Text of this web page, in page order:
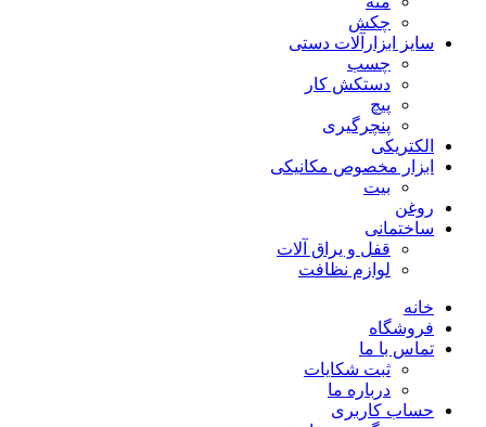
چکش
سایز ابزارآلات دستی
چسب
دستکش کار
پیچ
پنچرگیری
الکتریکی
ابزار مخصوص مکانیکی
بیت
روغن
ساختمانی
قفل و یراق آلات
لوازم نظافت
خانه
فروشگاه
تماس با ما
ثبت شکایات
درباره ما
حساب کاربری